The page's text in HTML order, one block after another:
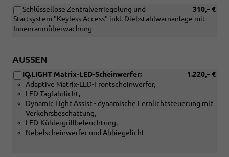
Media
oder
310,– €
Schlüssellose Zentralverriegelung und
Startsystem "Keyless Access" inkl. Diebstahlwarnanlage mit
Innenraumüberwachung
AUSSEN
1.220,– €
IQ.LIGHT Matrix-LED-Scheinwerfer:
Adaptive Matrix-LED-Frontscheinwerfer,
LED-Tagfahrlicht,
Dynamic Light Assist - dynamische Fernlichtsteuerung mit
Verkehrsbeschattung,
LED-Kühlergrillbeleuchtung,
Nebelscheinwerfer und Abbiegelicht